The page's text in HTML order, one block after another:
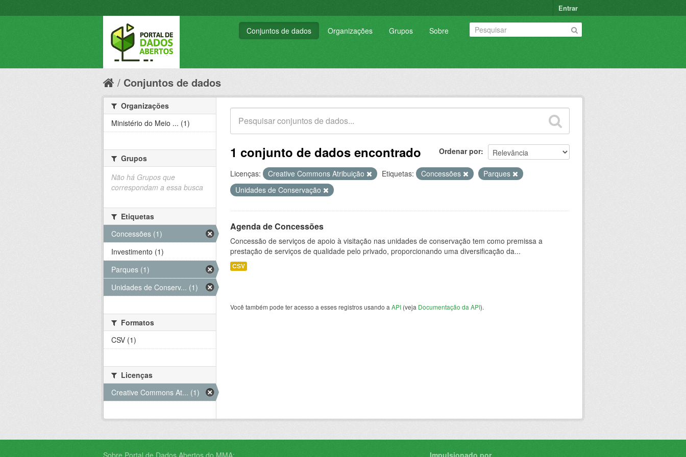
Entrar
Conjuntos de dados Organizações Grupos Sobre
Conjuntos de dados
Ordenar por
1 conjunto de dados encontrado
Licenças: Creative Commons Atribuição Etiquetas: Concessões
Parques
Unidades de Conservação
Agenda de Concessões
Concessão de serviços de apoio à visitação nas unidades de conservação tem como premissa a
prestação de serviços de qualidade pelo privado, proporcionando uma diversificação da...
CSV
Você também pode ter acesso a esses registros usando a API (veja Documentação da API).
Organizações
Ministério do Meio ... (1)
Grupos
Não há Grupos que
correspondam a essa busca
Etiquetas
Concessões (1)
Investimento (1)
Parques (1)
Unidades de Conserv... (1)
Formatos
CSV (1)
Licenças
Creative Commons At... (1)
Sobre Portal de Dados Abertos do MMA: Impulsionado por